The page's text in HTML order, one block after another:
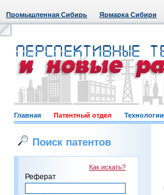
Промышленная Сибирь Ярмарка Сибири
Главная Патентный отдел Технологии
Поиск патентов
Как искать?
Реферат